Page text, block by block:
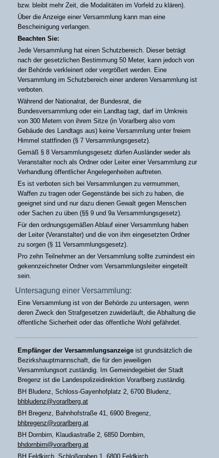
bzw. bleibt mehr Zeit, die Modalitäten im Vorfeld zu klären).
Über die Anzeige einer Versammlung kann man eine
Bescheinigung verlangen.
Beachten Sie:
Jede Versammlung hat einen Schutzbereich. Dieser beträgt
nach der gesetzlichen Bestimmung 50 Meter, kann jedoch von
der Behörde verkleinert oder vergrößert werden. Eine
Versammlung im Schutzbereich einer anderen Versammlung ist
verboten.
Während der Nationalrat, der Bundesrat, die
Bundesversammlung oder ein Landtag tagt, darf im Umkreis
von 300 Metern von ihrem Sitze (in Vorarlberg also vom
Gebäude des Landtags aus) keine Versammlung unter freiem
Himmel stattfinden (§ 7 Versammlungsgesetz).
Gemäß § 8 Versammlungsgesetz dürfen Ausländer weder als
Veranstalter noch als Ordner oder Leiter einer Versammlung zur
Verhandlung öffentlicher Angelegenheiten auftreten.
Es ist verboten sich bei Versammlungen zu vermummen,
Waffen zu tragen oder Gegenstände bei sich zu haben, die
geeignet sind und nur dazu dienen Gewalt gegen Menschen
oder Sachen zu üben (§§ 9 und 9a Versammlungsgesetz).
Für den ordnungsgemäßen Ablauf einer Versammlung haben
der Leiter (Veranstalter) und die von ihm eingesetzten Ordner
zu sorgen (§ 11 Versammlungsgesetz).
Pro zehn Teilnehmer an der Versammlung sollte zumindest ein
gekennzeichneter Ordner vom Versammlungsleiter eingeteilt
sein.
Untersagung einer Versammlung:
Eine Versammlung ist von der Behörde zu untersagen, wenn
deren Zweck den Strafgesetzen zuwiderläuft, die Abhaltung die
öffentliche Sicherheit oder das öffentliche Wohl gefährdet.
Empfänger der Versammlungsanzeigeist grundsätzlich die
Bezirkshauptmannschaft, die für den jeweiligen
Versammlungsort zuständig. Im Gemeindegebiet der Stadt
Bregenz ist die Landespolizeidirektion Vorarlberg zuständig.
BH Bludenz, Schloss-Gayenhofplatz 2, 6700 Bludenz,
bhbludenz@vorarlberg.at
BH Bregenz, Bahnhofstraße 41, 6900 Bregenz,
bhbregenz@vorarlberg.at
BH Dornbirn, Klaudiastraße 2, 6850 Dornbirn,
bhdornbirn@vorarlberg.at
BH Feldkirch, Schloßgraben 1, 6800 Feldkirch,